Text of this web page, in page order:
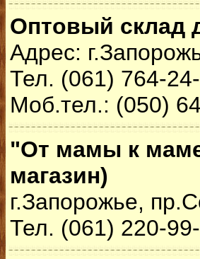
Оптовый склад
Адрес:
Тел. (061) 764-
Моб.тел.: (050)
"От мамы к
магазин)
г.Запорожье,
Тел. (061) 220-